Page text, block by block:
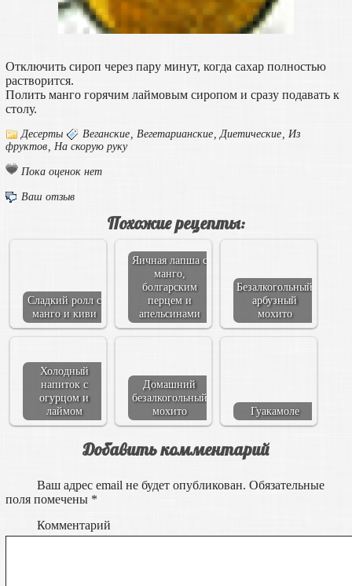
Отключить сироп через пару минут, когда сахар полностью
растворится.
Полить манго горячим лаймовым сиропом и сразу подавать к
столу.
Десерты Веганские Вегетарианские Диетические
Из
фруктов
На скорую руку
Пока оценок нет
Ваш отзыв
Похожие рецепты:
Сладкий ролл с
манго и киви
Яичная лапша с
манго,
болгарским
перцем и
апельсинами
Безалкогольный
арбузный
мохито
Холодный
напиток с
огурцом и
лаймом
Домашний
безалкогольный
мохито
Гуакамоле
Добавить комментарий
Ваш адрес email не будет опубликован. Обязательные
поля помечены *
Комментарий